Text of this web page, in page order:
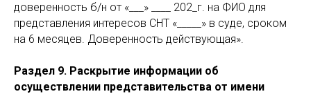
доверенность б/н от «___» ____ 202_г. на ФИО для
представления интересов СНТ «_____» в суде, сроком
на 6 месяцев. Доверенность действующая».
Раздел 9. Раскрытие информации об
осуществлении представительства от имени